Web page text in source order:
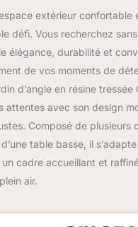
extérieur confortable
défi. Vous recherchez
élégance, durabilité et
de vos moments de
d’angle en résine
attentes avec son design
Composé de plusieurs
table basse, il
cadre accueillant et
air.